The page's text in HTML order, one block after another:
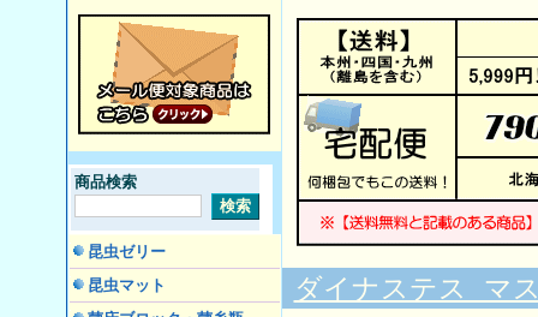
商品検索
昆虫ゼリー
昆虫マット
ダイナステス マ